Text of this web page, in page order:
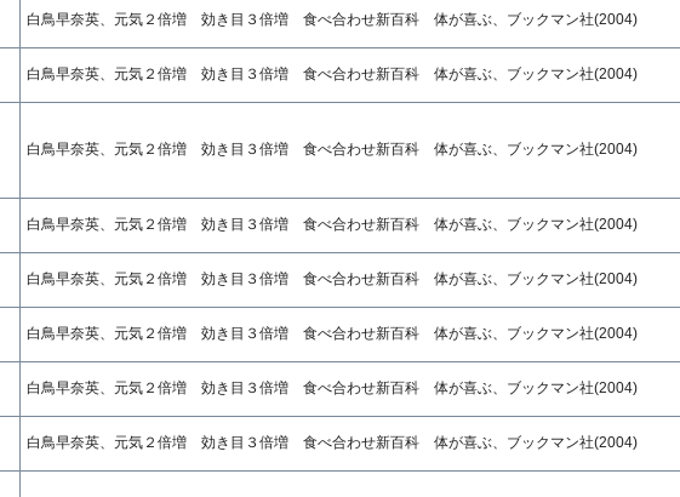
白鳥早奈英、元気２倍増 効き目３倍増 食べ合わせ新百科 体が喜ぶ、ブックマン社(2004)
白鳥早奈英、元気２倍増 効き目３倍増 食べ合わせ新百科 体が喜ぶ、ブックマン社(2004)
白鳥早奈英、元気２倍増 効き目３倍増 食べ合わせ新百科 体が喜ぶ、ブックマン社(2004)
白鳥早奈英、元気２倍増 効き目３倍増 食べ合わせ新百科 体が喜ぶ、ブックマン社(2004)
白鳥早奈英、元気２倍増 効き目３倍増 食べ合わせ新百科 体が喜ぶ、ブックマン社(2004)
白鳥早奈英、元気２倍増 効き目３倍増 食べ合わせ新百科 体が喜ぶ、ブックマン社(2004)
白鳥早奈英、元気２倍増 効き目３倍増 食べ合わせ新百科 体が喜ぶ、ブックマン社(2004)
白鳥早奈英、元気２倍増 効き目３倍増 食べ合わせ新百科 体が喜ぶ、ブックマン社(2004)